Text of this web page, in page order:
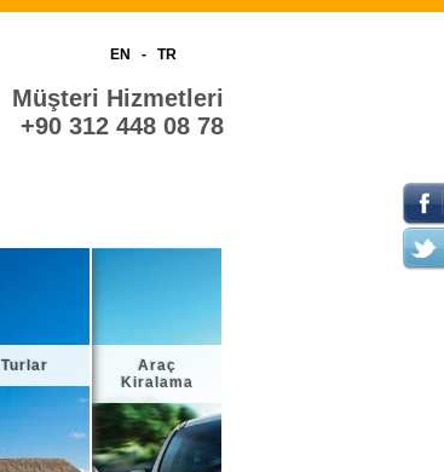
EN - TR
Müşteri Hizmetleri
+90 312 448 08 78
Araç
Kiralama
Turlar